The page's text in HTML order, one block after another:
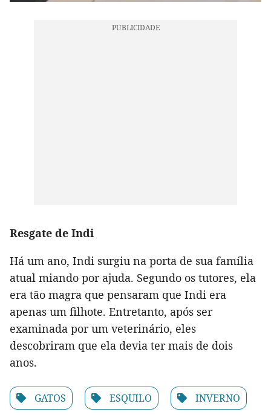
Resgate de Indi
Há um ano, Indi surgiu na porta de sua família
atual miando por ajuda. Segundo os tutores, ela
era tão magra que pensaram que Indi era
apenas um filhote. Entretanto, após ser
examinada por um veterinário, eles
descobriram que ela devia ter mais de dois
anos.
GATOS ESQUILO INVERNO